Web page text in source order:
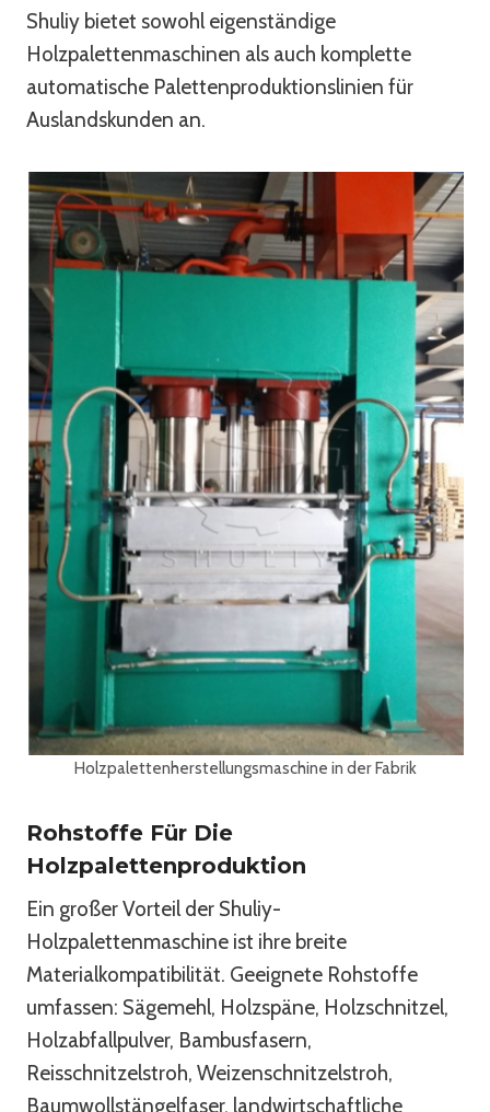
Shuliy bietet sowohl eigenständige
Holzpalettenmaschinen als auch komplette
automatische Palettenproduktionslinien für
Auslandskunden an.
Holzpalettenherstellungsmaschine in der Fabrik
Rohstoffe Für Die
Holzpalettenproduktion
Ein großer Vorteil der Shuliy-
Holzpalettenmaschine ist ihre breite
Materialkompatibilität. Geeignete Rohstoffe
umfassen: Sägemehl, Holzspäne, Holzschnitzel,
Holzabfallpulver, Bambusfasern,
Reisschnitzelstroh, Weizenschnitzelstroh,
Baumwollstängelfaser, landwirtschaftliche